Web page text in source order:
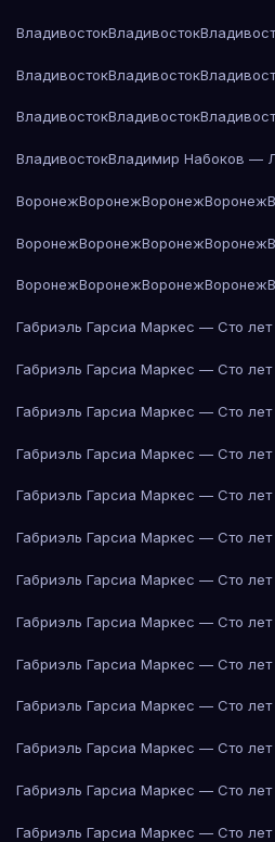
ВладивостокВладивосток
ВладивостокВладивосток
ВладивостокВладивосток
ВладивостокВладимир Набоков —
ВоронежВоронежВоронежВоронеж
ВоронежВоронежВоронежВоронеж
ВоронежВоронежВоронежВоронеж
Габриэль Гарсиа Маркес — Сто лет
Габриэль Гарсиа Маркес — Сто лет
Габриэль Гарсиа Маркес — Сто лет
Габриэль Гарсиа Маркес — Сто лет
Габриэль Гарсиа Маркес — Сто лет
Габриэль Гарсиа Маркес — Сто лет
Габриэль Гарсиа Маркес — Сто лет
Габриэль Гарсиа Маркес — Сто лет
Габриэль Гарсиа Маркес — Сто лет
Габриэль Гарсиа Маркес — Сто лет
Габриэль Гарсиа Маркес — Сто лет
Габриэль Гарсиа Маркес — Сто лет
Габриэль Гарсиа Маркес — Сто лет